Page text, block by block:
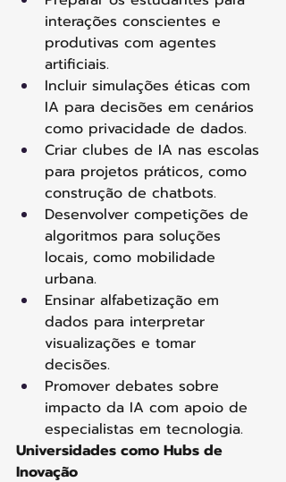
interações conscientes e
produtivas com agentes
artificiais.
Incluir simulações éticas com
IA para decisões em cenários
como privacidade de dados.
Criar clubes de IA nas escolas
para projetos práticos, como
construção de chatbots.
Desenvolver competições de
algoritmos para soluções
locais, como mobilidade
urbana.
Ensinar alfabetização em
dados para interpretar
visualizações e tomar
decisões.
Promover debates sobre
impacto da IA com apoio de
especialistas em tecnologia.
Universidades como Hubs de
Inovação